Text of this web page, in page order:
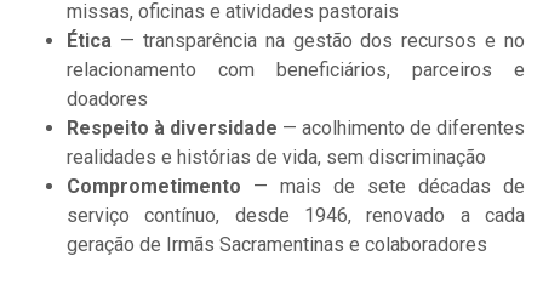
missas, oficinas e atividades pastorais
Ética — transparência na gestão dos recursos e no
relacionamento com beneficiários, parceiros e
doadores
Respeito à diversidade — acolhimento de diferentes
realidades e histórias de vida, sem discriminação
Comprometimento — mais de sete décadas de
serviço contínuo, desde 1946, renovado a cada
geração de Irmãs Sacramentinas e colaboradores